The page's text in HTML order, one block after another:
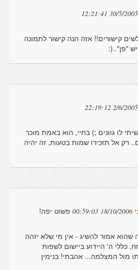
30/5/2005 12:21:41
קישורים!! אזה הנה קישור לתמונה
"פן"..(:
2/6/2005 22:19:12
לו גוונים ;) בחיי, הוא באמת מוכר
רק אל תזכירו שמות בטעות, זה יהיה
18/10/2006 00:59:03 פשוט יפה!
אמור להשיג - אין מי שלא יזהה
כללי ה' היידוע ביישום לשפות
מול המצלמה... אהבתי! בנימין